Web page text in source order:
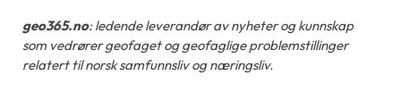
geo365.no: ledende leverandør av nyheter og kunnskap
som vedrører geofaget og geofaglige problemstillinger
relatert til norsk samfunnsliv og næringsliv.